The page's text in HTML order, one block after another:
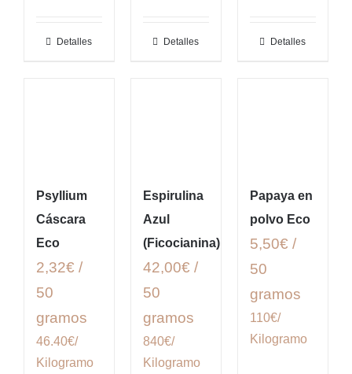
Detalles Detalles Detalles
Psyllium
Cáscara
Eco
2,32€ /
50
gramos
46.40€/
Kilogramo
Espirulina
Azul
(Ficocianina)
42,00€ /
50
gramos
840€/
Kilogramo
Papaya en
polvo Eco
5,50€ /
50
gramos
110€/
Kilogramo